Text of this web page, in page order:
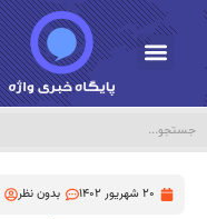
20 شهریور 1402 بدون نظر